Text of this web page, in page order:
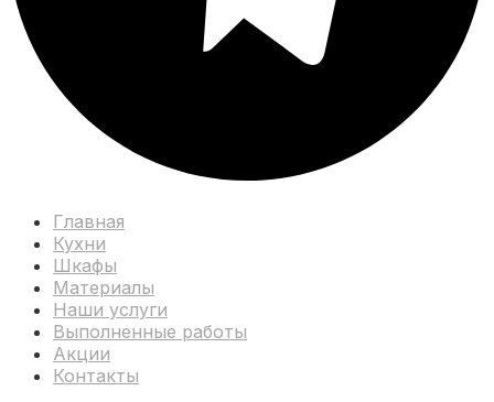
Главная
Кухни
Шкафы
Материалы
Наши услуги
Выполненные работы
Акции
Контакты